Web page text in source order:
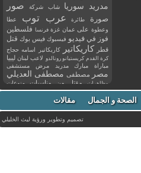
مدريد
سوريا شاب شركة صور
صورة طائرة عرب توب
عطا
وعطوة على عمان غزة فرنسا فلسطين
فوز في فيديو فيسبوك فيس بوك قتل
قطر كاريكاتير كاريكاتير اسامه حجاج
كرة القدم كريستيانو رونالدو لاعب لبنان ليبيا
مباراة مبارك مدريد مرض مستشفى
مصر مصطفى مصطفى العديلي
مظاهرات مقتل من مناسبات
منوعات
مواليد
موت ميسي ميلان نادي نشر
وفاة وفيات يوتيوب الصحة و الجمال مقالات
تصميم وتطوير ورؤيةليث الخليلي